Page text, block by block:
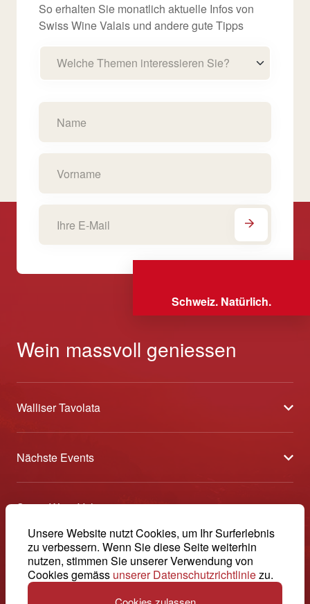
Unsere Website nutzt Cookies, um Ihr Surferlebnis
zu verbessern. Wenn Sie diese Seite weiterhin
nutzen, stimmen Sie unserer Verwendung von
Cookies gemäss unserer Datenschutzrichtliniezu.
So erhalten Sie monatlich aktuelle Infos von
Swiss Wine Valais und andere gute Tipps
Welche Themen interessieren Sie?
Schweiz. Natürlich.
Wein massvoll geniessen
Walliser Tavolata
Über uns
Partner
Nächste Events
Sélection des Vins du Valais
Etoiles du Valais
Offene Weinkeller Wallis
Swiss Wine Valais
Avenue de la Gare 2 - CP 144 - 1964 Conthey
+41 27 345 40 80
info@swisswinevalais.ch
© 2026, Swiss Wine Valais
Impressum
Deutsch (Schweiz)